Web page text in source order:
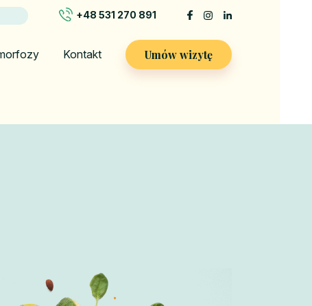
+48 531 270 891
Kontakt Umów wizytę